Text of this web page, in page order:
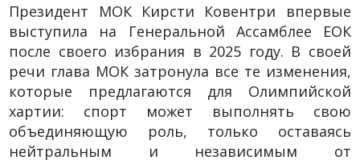
Президент МОК Кирсти Ковентри впервые
выступила на Генеральной Ассамблее ЕОК
после своего избрания в 2025 году. В своей
речи глава МОК затронула все те изменения,
которые предлагаются для Олимпийской
хартии: спорт может выполнять свою
объединяющую роль, только оставаясь
нейтральным и независимым от